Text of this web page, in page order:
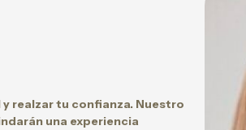
realzar tu confianza. Nuestro
una experiencia